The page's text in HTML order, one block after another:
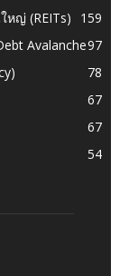
หญ่ (REITs)
159
Avalanche97
78
67
67
54